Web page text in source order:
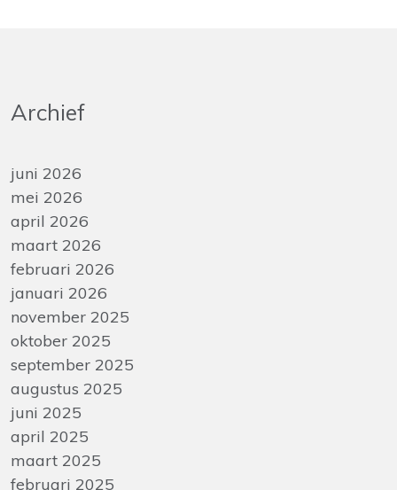
Archief
juni 2026
mei 2026
april 2026
maart 2026
februari 2026
januari 2026
november 2025
oktober 2025
september 2025
augustus 2025
juni 2025
april 2025
maart 2025
februari 2025